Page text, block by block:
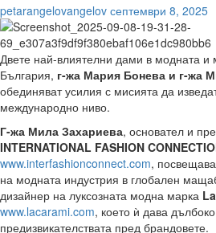
petarangelovangelov септември 8, 2025
Двете най-влиятелни дами в модната и
България, г-жа Мария Бонева и г-жа
обединяват усилия с мисията да
международно ниво.
Г-жа Мила Захариева, основател и
INTERNATIONAL FASHION
www.interfashionconnect.com,
на модната индустрия в глобален
дизайнер на луксозната модна марка
www.lacarami.com, което ѝ дава
предизвикателствата пред брандовете.